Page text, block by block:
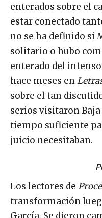
enterados sobre el
estar conectado
no se ha definido si
solitario o hubo
enterado del
hace meses en
sobre el tan
serios visitaron
tiempo suficiente
juicio necesitaban.
Los lectores de
transformación